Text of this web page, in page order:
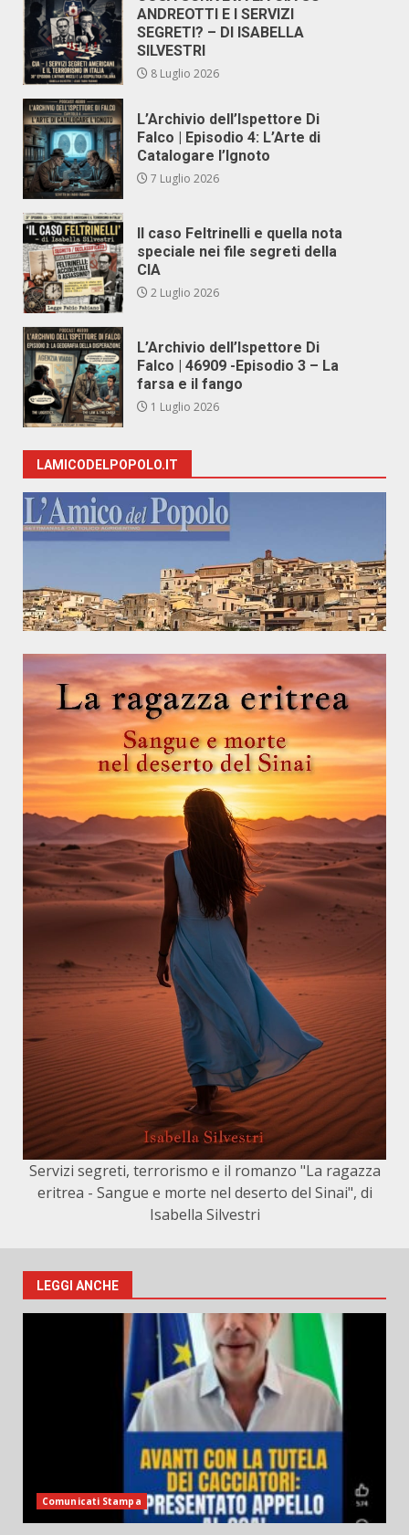
ANDREOTTI E I SERVIZI
SEGRETI? – DI ISABELLA
SILVESTRI
8 Luglio 2026
L’Archivio dell’Ispettore Di
Falco | Episodio 4: L’Arte di
Catalogare l’Ignoto
7 Luglio 2026
Il caso Feltrinelli e quella nota
speciale nei file segreti della
CIA
2 Luglio 2026
L’Archivio dell’Ispettore Di
Falco | 46909 -Episodio 3 – La
farsa e il fango
1 Luglio 2026
LAMICODELPOPOLO.IT
Servizi segreti, terrorismo e il romanzo "La ragazza
eritrea - Sangue e morte nel deserto del Sinai", di
Isabella Silvestri
LEGGI ANCHE
Comunicati Stampa